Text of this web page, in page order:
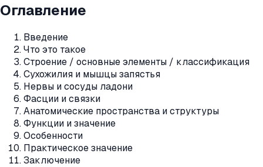
Оглавление
Введение
Что это такое
Строение / основные элементы / классификация
Сухожилия и мышцы запястья
Нервы и сосуды ладони
Фасции и связки
Анатомические пространства и структуры
Функции и значение
Особенности
Практическое значение
Заключение